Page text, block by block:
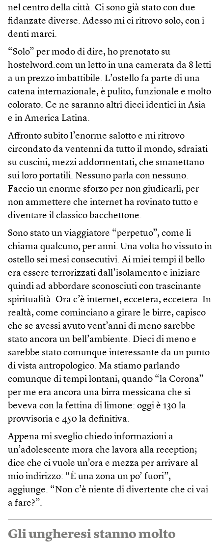
nel centro della città. Ci sono già stato con due
fidanzate diverse. Adesso mi ci ritrovo solo, con i
denti marci.
“Solo” per modo di dire, ho prenotato su
hostelword.com un letto in una camerata da 8 letti
a un prezzo imbattibile. L’ostello fa parte di una
catena internazionale, è pulito, funzionale e molto
colorato. Ce ne saranno altri dieci identici in Asia
e in America Latina.
Affronto subito l’enorme salotto e mi ritrovo
circondato da ventenni da tutto il mondo, sdraiati
su cuscini, mezzi addormentati, che smanettano
sui loro portatili. Nessuno parla con nessuno.
Faccio un enorme sforzo per non giudicarli, per
non ammettere che internet ha rovinato tutto e
diventare il classico bacchettone.
Sono stato un viaggiatore “perpetuo”, come li
chiama qualcuno, per anni. Una volta ho vissuto in
ostello sei mesi consecutivi. Ai miei tempi il bello
era essere terrorizzati dall’isolamento e iniziare
quindi ad abbordare sconosciuti con trascinante
spiritualità. Ora c’è internet, eccetera, eccetera. In
realtà, come cominciano a girare le birre, capisco
che se avessi avuto vent’anni di meno sarebbe
stato ancora un bell’ambiente. Dieci di meno e
sarebbe stato comunque interessante da un punto
di vista antropologico. Ma stiamo parlando
comunque di tempi lontani, quando “la Corona”
per me era ancora una birra messicana che si
beveva con la fettina di limone: oggi è 130 la
provvisoria e 450 la definitiva.
Appena mi sveglio chiedo informazioni a
un’adolescente mora che lavora alla reception;
dice che ci vuole un’ora e mezza per arrivare al
mio indirizzo: “È una zona un po’ fuori”,
aggiunge. “Non c’è niente di divertente che ci vai
a fare?”.
Gli ungheresi stanno molto